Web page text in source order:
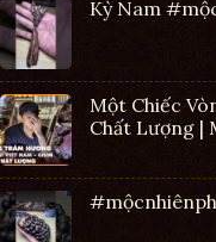
Kỳ Nam
Một Chiếc
Chất Lượng |